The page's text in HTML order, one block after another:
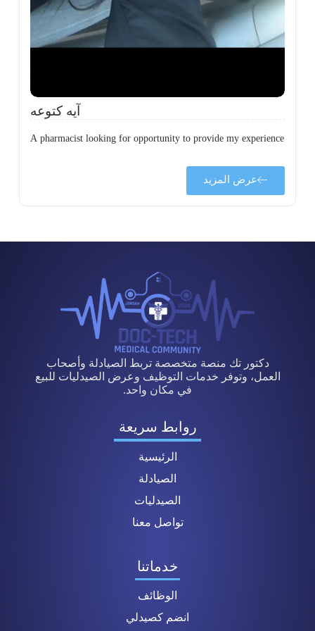
آيه كتوعه
A pharmacist looking for opportunity to provide my experience
عرض المزيد
دكتور تك منصة متخصصة تربط الصيادلة وأصحاب
العمل، وتوفر خدمات التوظيف وعرض الصيدليات للبيع
في مكان واحد.
روابط سريعة
الرئيسية
الصيادلة
الصيدليات
تواصل معنا
خدماتنا
الوظائف
انضم كصيدلي